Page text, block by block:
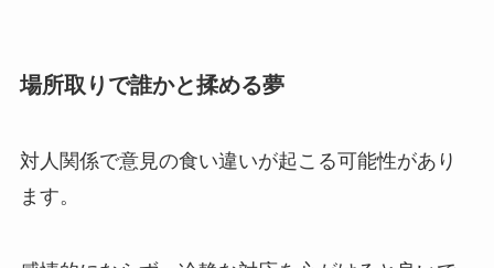
場所取りで誰かと揉める夢
対人関係で意見の食い違いが起こる可能性があり
ます。